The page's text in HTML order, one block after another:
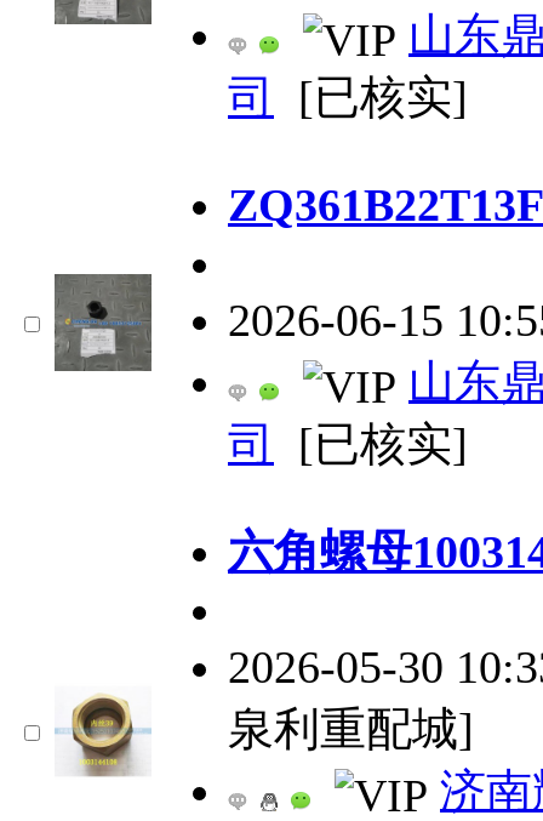
山东
司
[已核实]
2026-06-15
山东
司
[已核实]
六角螺母
2026-05-30
泉利重配城]
济